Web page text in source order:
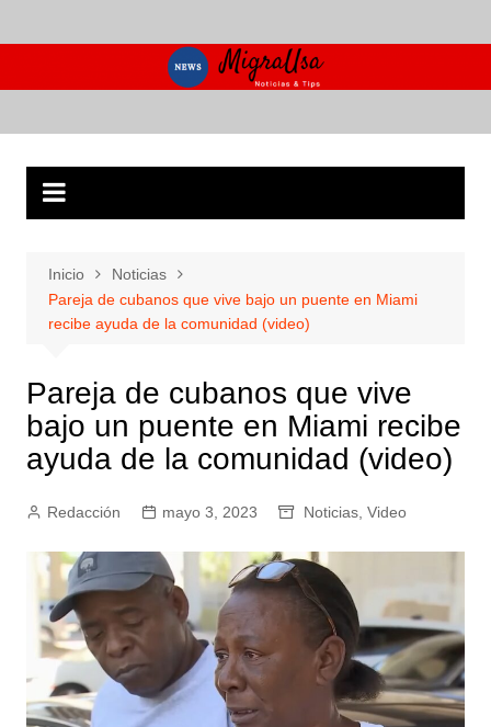
al
Inicio
Noticias
Pareja de cubanos que vive bajo un puente en Miami
recibe ayuda de la comunidad (video)
Pareja de cubanos que vive
bajo un puente en Miami recibe
ayuda de la comunidad (video)
Redacción mayo 3, 2023 Noticias, Video